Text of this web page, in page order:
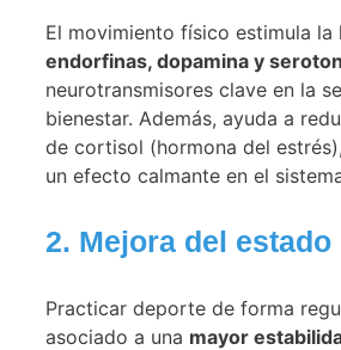
El movimiento físico estimula la
endorfinas, dopamina y
neurotransmisores clave en la
bienestar. Además, ayuda a
de cortisol (hormona del
un efecto calmante en el
2. Mejora del estado
Practicar deporte de forma
asociado a una mayor